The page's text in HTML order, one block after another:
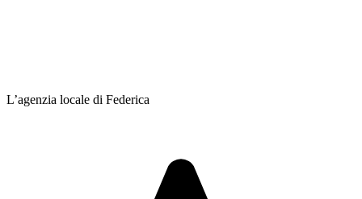
L’agenzia locale di Federica